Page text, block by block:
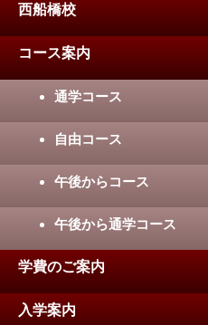
西船橋校
コース案内
通学コース
自由コース
午後からコース
午後から通学コース
学費のご案内
入学案内